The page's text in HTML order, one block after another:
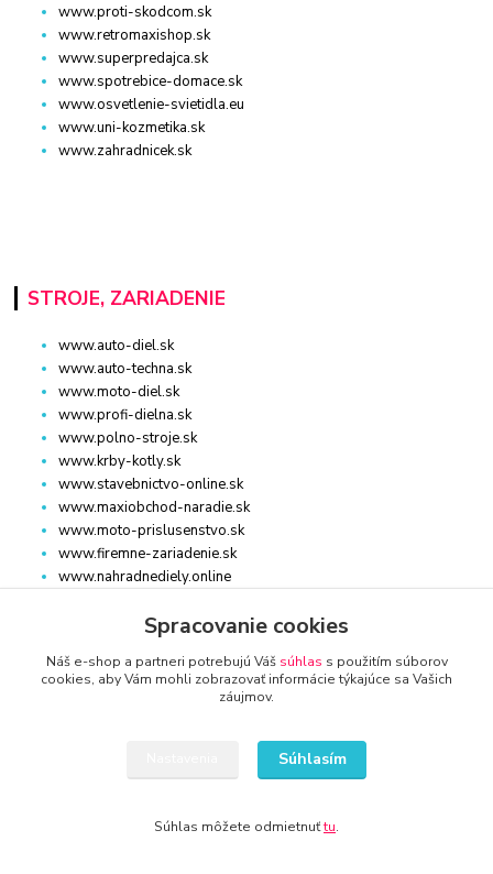
www.proti-skodcom.sk
www.retromaxishop.sk
www.superpredajca.sk
www.spotrebice-domace.sk
www.osvetlenie-svietidla.eu
www.uni-kozmetika.sk
www.zahradnicek.sk
STROJE, ZARIADENIE
www.auto-diel.sk
www.auto-techna.sk
www.moto-diel.sk
www.profi-dielna.sk
www.polno-stroje.sk
www.krby-kotly.sk
www.stavebnictvo-online.sk
www.maxiobchod-naradie.sk
www.moto-prislusenstvo.sk
www.firemne-zariadenie.sk
www.nahradnediely.online
www.zlatnictvo-online.skSpracovanie cookies
Náš e-shop a partneri potrebujú Váš súhlas s použitím súborov
cookies, aby Vám mohli zobrazovať informácie týkajúce sa Vašich
záujmov.
Súhlasím
Súhlas môžete odmietnuťtu.